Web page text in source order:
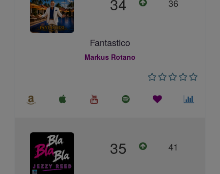
36
Fantastico
Markus Rotano
35 41